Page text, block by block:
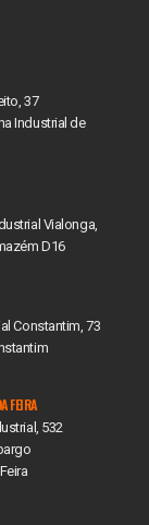
37
Industrial de
Vialonga,
D16
Constantim, 73
FEIRA
532